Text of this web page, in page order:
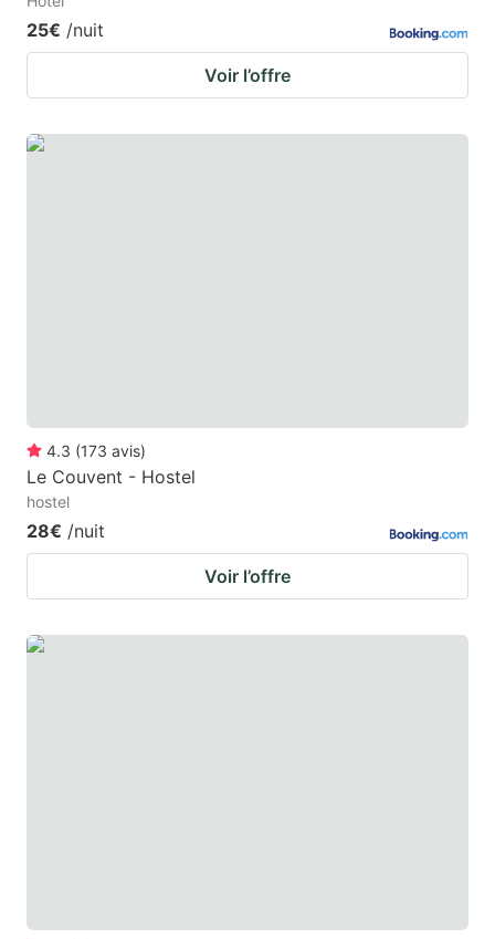
25€ /nuit
Voir l’offre
4.3 (173 avis)
Le Couvent - Hostel
hostel
28€ /nuit
Voir l’offre